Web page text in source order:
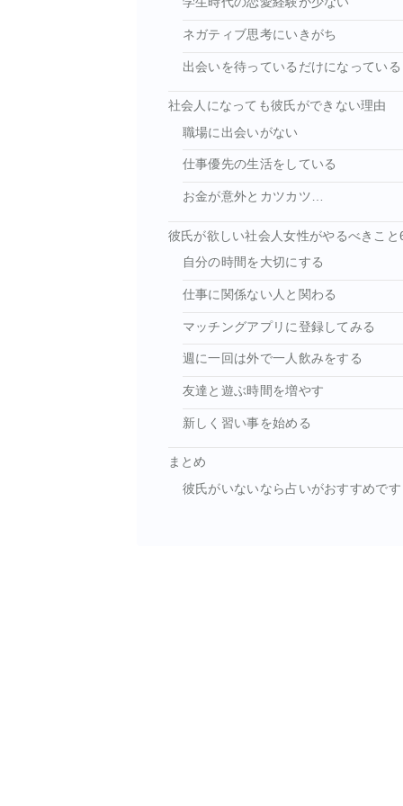
ネガティブ思考にいきがち
出会いを待っているだけになっている
社会人になっても彼氏ができない理由
職場に出会いがない
仕事優先の生活をしている
お金が意外とカツカツ…
彼氏が欲しい社会人女性がやるべきこと
自分の時間を大切にする
仕事に関係ない人と関わる
マッチングアプリに登録してみる
週に一回は外で一人飲みをする
友達と遊ぶ時間を増やす
新しく習い事を始める
まとめ
彼氏がいないなら占いがおすすめです